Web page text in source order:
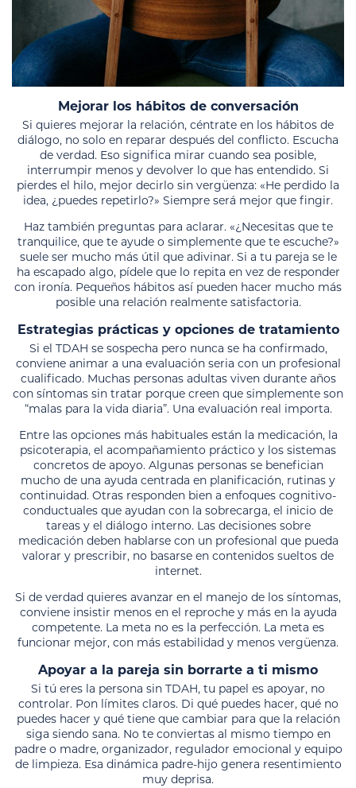
Mejorar los hábitos de conversación
Si quieres mejorar la relación, céntrate en los hábitos de
diálogo, no solo en reparar después del conflicto. Escucha
de verdad. Eso significa mirar cuando sea posible,
interrumpir menos y devolver lo que has entendido. Si
pierdes el hilo, mejor decirlo sin vergüenza: «He perdido la
idea, ¿puedes repetirlo?» Siempre será mejor que fingir.
Haz también preguntas para aclarar. «¿Necesitas que te
tranquilice, que te ayude o simplemente que te escuche?»
suele ser mucho más útil que adivinar. Si a tu pareja se le
ha escapado algo, pídele que lo repita en vez de responder
con ironía. Pequeños hábitos así pueden hacer mucho más
posible una relación realmente satisfactoria.
Estrategias prácticas y opciones de tratamiento
Si el TDAH se sospecha pero nunca se ha confirmado,
conviene animar a una evaluación seria con un profesional
cualificado. Muchas personas adultas viven durante años
con síntomas sin tratar porque creen que simplemente son
“malas para la vida diaria”. Una evaluación real importa.
Entre las opciones más habituales están la medicación, la
psicoterapia, el acompañamiento práctico y los sistemas
concretos de apoyo. Algunas personas se benefician
mucho de una ayuda centrada en planificación, rutinas y
continuidad. Otras responden bien a enfoques cognitivo-
conductuales que ayudan con la sobrecarga, el inicio de
tareas y el diálogo interno. Las decisiones sobre
medicación deben hablarse con un profesional que pueda
valorar y prescribir, no basarse en contenidos sueltos de
internet.
Si de verdad quieres avanzar en el manejo de los síntomas,
conviene insistir menos en el reproche y más en la ayuda
competente. La meta no es la perfección. La meta es
funcionar mejor, con más estabilidad y menos vergüenza.
Apoyar a la pareja sin borrarte a ti mismo
Si tú eres la persona sin TDAH, tu papel es apoyar, no
controlar. Pon límites claros. Di qué puedes hacer, qué no
puedes hacer y qué tiene que cambiar para que la relación
siga siendo sana. No te conviertas al mismo tiempo en
padre o madre, organizador, regulador emocional y equipo
de limpieza. Esa dinámica padre-hijo genera resentimiento
muy deprisa.